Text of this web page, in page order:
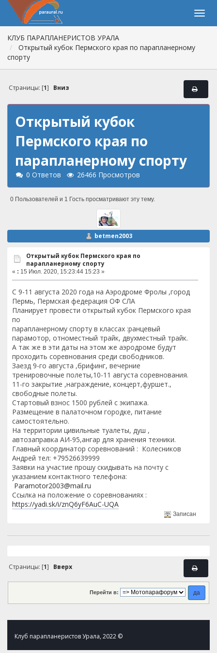
КЛУБ ПАРАПЛАНЕРИСТОВ УРАЛА
Открытый кубок Пермского края по парапланерному
спорту
Страницы: [1] Вниз
Открытый кубок
Пермского края по
парапланерному спорту
0 Ответов 26466 Просмотров
0 Пользователей и 1 Гость просматривают эту тему.
betmen2003
Открытый кубок Пермского края по
парапланерному спорту
« : 15 Июл. 2020, 15:23:44 15:23 »
С 9-11 августа 2020 года на Аэродроме Фролы ,город
Пермь, Пермская федерация ОФ СЛА
Планирует провести открытый кубок Пермского края
по
парапланерному спорту в классах :ранцевый
парамотор, отноместный трайк, двухместный трайк.
А так же в эти даты на этом же аэродроме будут
проходить соревнования среди свободников.
Заезд 9-го августа ,брифинг, вечерние
тренировочные полеты,10-11 августа соревнования.
11-го закрытие ,награждение, концерт,фуршет.,
свободные полеты.
Стартовый взнос 1500 рублей с экипажа.
Размещение в палаточном городке, питание
самостоятельно.
На территории цивильные туалеты, душ ,
автозаправка АИ-95,ангар для хранения техники.
Главный координатор соревнований : Колесников
Андрей тел: +79526639999
Заявки на участие прошу скидывать на почту с
указанием контактного телефона:
Paramotor2003@mail.ru
Ссылка на положение о соревнованиях :
https://yadi.sk/i/znQ6yF6AuC-UQA
Записан
Страницы: [1] Вверх
Перейти в:
Клуб парапланеристов Урала, 2022 ©